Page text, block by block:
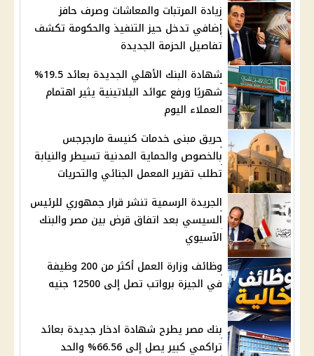
زيادة المرتبات والمعاشات وصرف حافز
إضافي تدخل حيز التنفيذ والحكومة تكشف
تفاصيل الحزمة الجديدة
شهادة البنك الأهلي الجديدة بعائد 19.5%
شهريًا ورفع عوائد البلاتينية يثير اهتمام
العملاء اليوم
حريق مبنى خدمات كنيسة مارجرجس
بالخصوص والحماية المدنية تسيطر والنيابة
تطلب تقرير المعمل الجنائي والتحريات
الجريدة الرسمية تنشر قرار جمهوري للرئيس
السيسي بعد اتفاق قرض بين مصر والبنك
الآسيوي
وظائف وزارة العمل أكثر من 200 وظيفة
في الجيزة برواتب تصل إلى 12500 جنيه
بنك مصر يطرح شهادة ادخار جديدة بعائد
تراكمي كبير يصل إلى 66.56% والحد